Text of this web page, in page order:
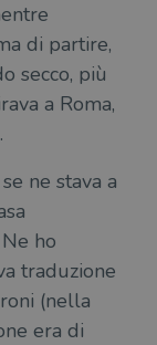
di partire,
secco, più
a Roma,
ne stava a
ho
traduzione
(nella
era di